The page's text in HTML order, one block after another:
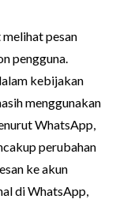
pesan
pengguna.
kebijakan
menggunakan
WhatsApp,
perubahan
ke akun
di WhatsApp,